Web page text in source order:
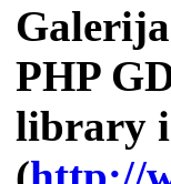
Galerija
PHP
library